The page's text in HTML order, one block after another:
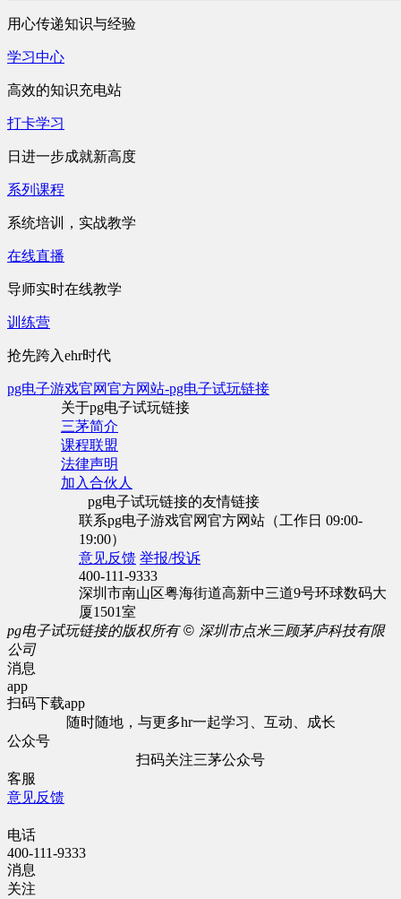
用心传递知识与经验
学习中心
高效的知识充电站
打卡学习
日进一步成就新高度
系列课程
系统培训，实战教学
在线直播
导师实时在线教学
训练营
抢先跨入ehr时代
pg电子游戏官网官方网站-pg电子试玩链接
关于pg电子试玩链接
三茅简介
课程联盟
法律声明
加入合伙人
pg电子试玩链接的友情链接
联系pg电子游戏官网官方网站（工作日 09:00-
19:00）
意见反馈 举报/投诉
400-111-9333
深圳市南山区粤海街道高新中三道9号环球数码大
厦1501室
pg电子试玩链接的版权所有 © 深圳市点米三顾茅庐科技有限
公司
消息
app
扫码下载app
随时随地，与更多hr一起学习、互动、成长
公众号
扫码关注三茅公众号
客服
意见反馈
电话
400-111-9333
消息
关注